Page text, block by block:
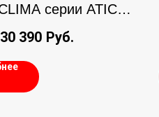
серии ATICA
NERO
30 390 Руб.